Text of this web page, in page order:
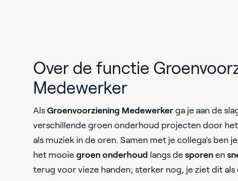
Over de functie
Medewerker
Als Groenvoorziening Medewerker ga je aan de
verschillende groen onderhoud projecten door
als muziek in de oren. Samen met je collega’s ben
het mooie groen onderhoud langs de sporenen
terug voor vieze handen; sterker nog, je ziet dit als